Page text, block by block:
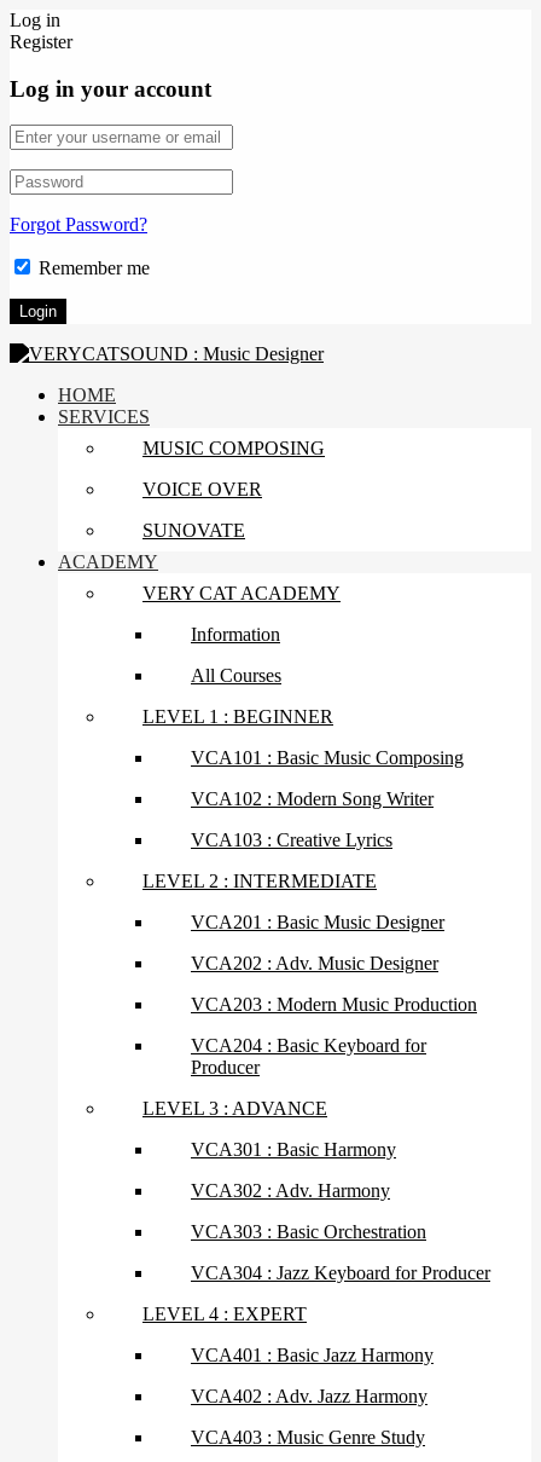
Log in
Register
Log in your account
Forgot Password?
Remember me
HOME
SERVICES
MUSIC COMPOSING
VOICE OVER
SUNOVATE
ACADEMY
VERY CAT ACADEMY
Information
All Courses
LEVEL 1 : BEGINNER
VCA101 : Basic Music Composing
VCA102 : Modern Song Writer
VCA103 : Creative Lyrics
LEVEL 2 : INTERMEDIATE
VCA201 : Basic Music Designer
VCA202 : Adv. Music Designer
VCA203 : Modern Music Production
VCA204 : Basic Keyboard for
Producer
LEVEL 3 : ADVANCE
VCA301 : Basic Harmony
VCA302 : Adv. Harmony
VCA303 : Basic Orchestration
VCA304 : Jazz Keyboard for Producer
LEVEL 4 : EXPERT
VCA401 : Basic Jazz Harmony
VCA402 : Adv. Jazz Harmony
VCA403 : Music Genre Study